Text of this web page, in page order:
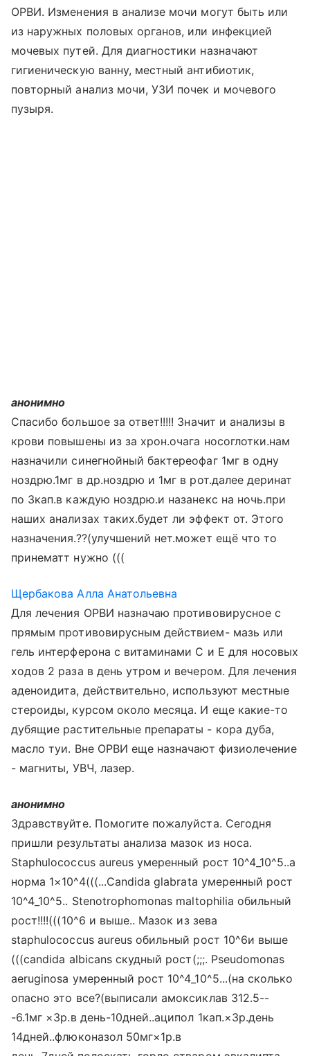
ОРВИ. Изменения в анализе мочи могут быть или
из наружных половых органов, или инфекцией
мочевых путей. Для диагностики назначают
гигиеническую ванну, местный антибиотик,
повторный анализ мочи, УЗИ почек и мочевого
пузыря.
анонимно
Спасибо большое за ответ!!!!! Значит и анализы в
крови повышены из за хрон.очага носоглотки.нам
назначили синегнойный бактереофаг 1мг в одну
ноздрю.1мг в др.ноздрю и 1мг в рот.далее деринат
по 3кап.в каждую ноздрю.и назанекс на ночь.при
наших анализах таких.будет ли эффект от. Этого
назначения.??(улучшений нет.может ещё что то
принематт нужно (((
Щербакова Алла Анатольевна
Для лечения ОРВИ назначаю противовирусное с
прямым противовирусным действием- мазь или
гель интерферона с витаминами С и Е для носовых
ходов 2 раза в день утром и вечером. Для лечения
аденоидита, действительно, используют местные
стероиды, курсом около месяца. И еще какие-то
дубящие растительные препараты - кора дуба,
масло туи. Вне ОРВИ еще назначают физиолечение
- магниты, УВЧ, лазер.
анонимно
Здравствуйте. Помогите пожалуйста. Сегодня
пришли результаты анализа мазок из носа.
Staphulococcus aureus умеренный рост 10^4_10^5..а
норма 1×10^4(((...Candida glabrata умеренный рост
10^4_10^5.. Stenotrophomonas maltophilia обильный
рост!!!!(((10^6 и выше.. Мазок из зева
staphulococcus aureus обильный рост 10^6и выше
(((candida albicans скудный рост(;;;. Pseudomonas
aeruginosa умеренный рост 10^4_10^5...(на сколько
опасно это все?(выписали амоксиклав 312.5--
-6.1мг ×3р.в день-10дней..аципол 1кап.×3р.день
14дней..флюконазол 50мг×1р.в